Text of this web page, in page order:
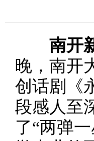
南开
晚，南开
创话剧《
段感人至
了“两弹